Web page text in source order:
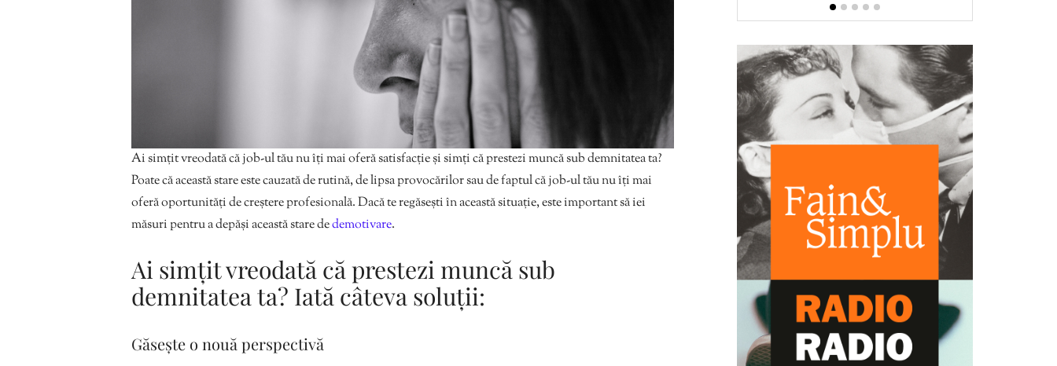
Ai simțit vreodată că job-ul tău nu îți mai oferă satisfacție și simți că prestezi muncă sub demnitatea ta?
Poate că această stare este cauzată de rutină, de lipsa provocărilor sau de faptul că job-ul tău nu îți mai
oferă oportunități de creștere profesională. Dacă te regăsești în această situație, este important să iei
măsuri pentru a depăși această stare dedemotivare.
Ai simțit vreodată că prestezi muncă sub
demnitatea ta? Iată câteva soluții:
Găsește o nouă perspectivă